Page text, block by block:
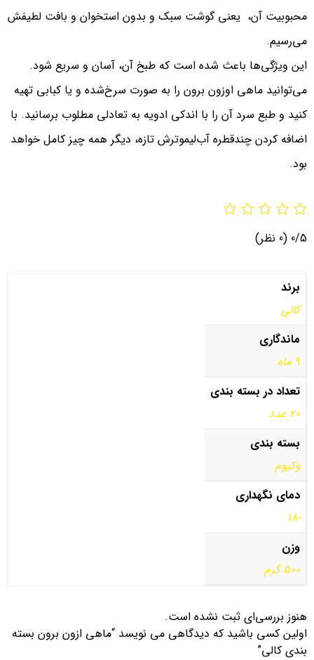
محبوبیت آن، یعنی گوشت سبک و بدون استخوان و بافت لطیفش
می‌رسیم.
این ویژگی‌ها باعث شده است که طبخ آن، آسان و سریع شود.
می‌توانید ماهی اوزون برون را به صورت سرخ‌شده و یا کبابی تهیه
کنید و طبع سرد آن را با اندکی ادویه به تعادلی مطلوب برسانید. با
اضافه کردن چندقطره آب‌لیموترش تازه، دیگر همه چیز کامل خواهد
بود.
0/5 (0 نظر)
برند
کالی
ماندگاری
9 ماه
تعداد در بسته بندی
20 عدد
بسته بندی
وکیوم
دمای نگهداری
-18
وزن
500 گرم
هنوز بررسی‌ای ثبت نشده است.
اولین کسی باشید که دیدگاهی می نویسد “ماهی ازون برون بسته
بندی کالی”